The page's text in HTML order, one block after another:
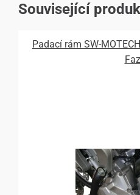
Související
Padací rám SW-